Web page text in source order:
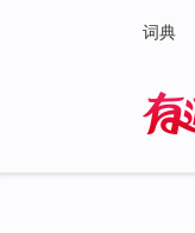
词典